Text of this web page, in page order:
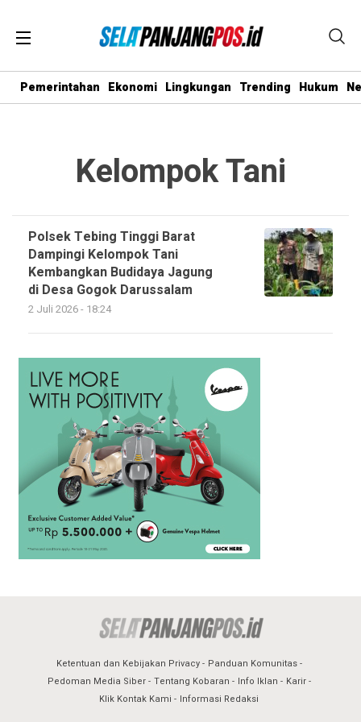
Pemerintahan Ekonomi Lingkungan Trending Hukum
Kelompok Tani
Polsek Tebing Tinggi Barat
Dampingi Kelompok Tani
Kembangkan Budidaya Jagung
di Desa Gogok Darussalam
2 Juli 2026 - 18:24
Ketentuan dan Kebijakan Privacy
Panduan Komunitas
Pedoman Media Siber
Tentang Kobaran Info Iklan
Karir
Klik Kontak Kami
Informasi Redaksi